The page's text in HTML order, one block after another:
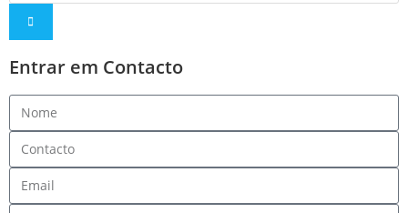
Entrar em Contacto